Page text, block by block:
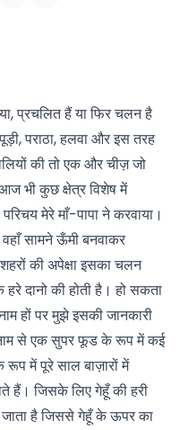
प्रचलित हैं या फिर चलन है
पराठा, हलवा और इस तरह
की तो एक और चीज़ जो
भी कुछ क्षेत्र विशेष में
मेरे माँ-पापा ने करवाया।
सामने ऊँमी बनवाकर
की अपेक्षा इसका चलन
दानो की होती है। हो सकता
हों पर मुझे इसकी जानकारी
से एक सुपर फूड के रूप में कई
रूप में पूरे साल बाज़ारों में
हैं। जिसके लिए गेहूँ की हरी
है जिससे गेहूँ के ऊपर का